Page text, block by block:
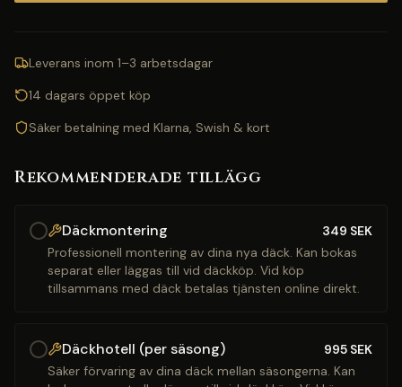
Leverans inom 1–3 arbetsdagar
14 dagars öppet köp
Säker betalning med Klarna, Swish & kort
Rekommenderade tillägg
Däckmontering 349 SEK
Professionell montering av dina nya däck. Kan bokas
separat eller läggas till vid däckköp. Vid köp
tillsammans med däck betalas tjänsten online direkt.
Däckhotell (per säsong) 995 SEK
Säker förvaring av dina däck mellan säsongerna. Kan